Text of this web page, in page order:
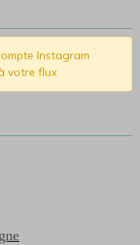
Instagram
votre flux